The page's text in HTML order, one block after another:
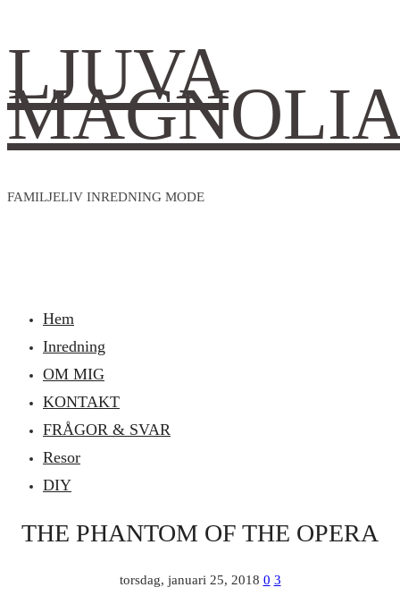
LJUVA
FAMILJELIV INREDNING MODE
Hem
Inredning
OM MIG
KONTAKT
FRÅGOR & SVAR
Resor
DIY
THE PHANTOM OF THE OPERA
torsdag, januari 25, 2018 0 3